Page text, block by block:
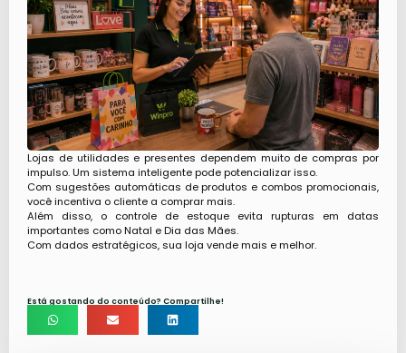
Lojas de utilidades e presentes dependem muito de compras por
impulso. Um sistema inteligente pode potencializar isso.
Com sugestões automáticas de produtos e combos promocionais,
você incentiva o cliente a comprar mais.
Além disso, o controle de estoque evita rupturas em datas
importantes como Natal e Dia das Mães.
Com dados estratégicos, sua loja vende mais e melhor.
Está gostando do conteúdo? Compartilhe!